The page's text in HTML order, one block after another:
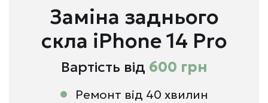
Заміна заднього
скла iPhone 14 Pro
Вартість від 600 грн
Ремонт від 40 хвилин